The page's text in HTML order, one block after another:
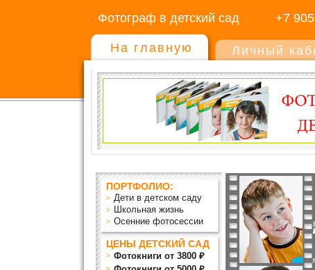
Фотограф в детский сад +7
На главную Личный
ПОРТФОЛИО:
Дети в детском саду
Школьная жизнь
Осенние фотосессии
ЦЕНЫ ДЕТСКИЙ САД
Фотокниги от 3800 ₽